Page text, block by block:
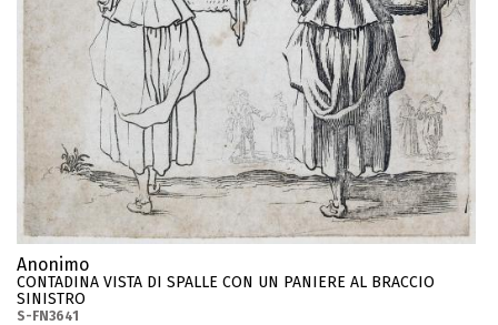
Anonimo
CONTADINA VISTA DI SPALLE CON UN PANIERE AL BRACCIO
SINISTRO
S-FN3641